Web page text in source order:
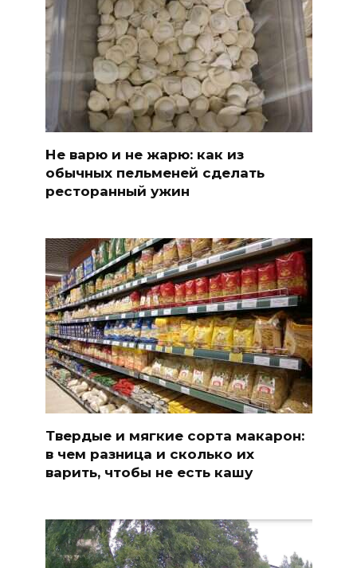
Не варю и не жарю: как из
обычных пельменей сделать
ресторанный ужин
Твердые и мягкие сорта макарон:
в чем разница и сколько их
варить, чтобы не есть кашу